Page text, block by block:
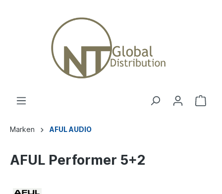
Marken AFUL AUDIO
AFUL Performer 5+2